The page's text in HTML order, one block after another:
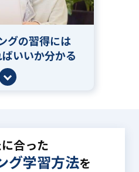
グの習得には
いいか分かる
合った
グ学習方法を